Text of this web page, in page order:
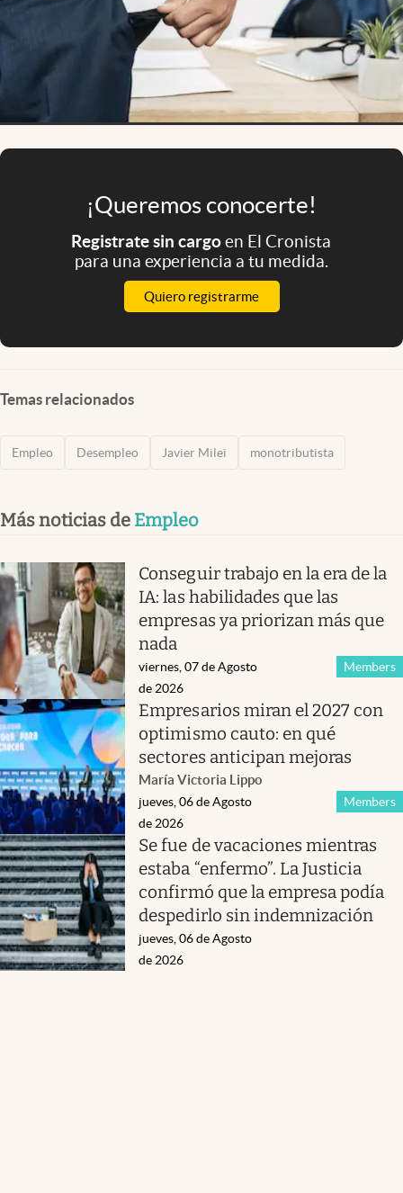
El Cronista Studio
Mediakit
abre en nueva pestaña
¡Queremos conocerte!
Registrate sin cargoen El Cronista
para una experiencia a tu medida.
Quiero registrarme
Temas relacionados
Empleo Desempleo Javier Milei monotributista
Más noticias de Empleo
Conseguir trabajo en la era de la
IA: las habilidades que las
empresas ya priorizan más que
nada
Members
viernes, 07 de Agosto
de 2026
Empresarios miran el 2027 con
optimismo cauto: en qué
sectores anticipan mejoras
María Victoria Lippo
Members
jueves, 06 de Agosto
de 2026
Se fue de vacaciones mientras
estaba “enfermo”. La Justicia
confirmó que la empresa podía
despedirlo sin indemnización
jueves, 06 de Agosto
de 2026